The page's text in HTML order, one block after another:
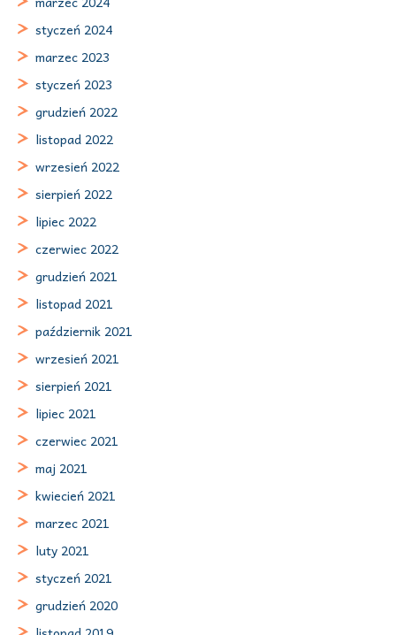
styczeń 2024
marzec 2023
styczeń 2023
grudzień 2022
listopad 2022
wrzesień 2022
sierpień 2022
lipiec 2022
czerwiec 2022
grudzień 2021
listopad 2021
październik 2021
wrzesień 2021
sierpień 2021
lipiec 2021
czerwiec 2021
maj 2021
kwiecień 2021
marzec 2021
luty 2021
styczeń 2021
grudzień 2020